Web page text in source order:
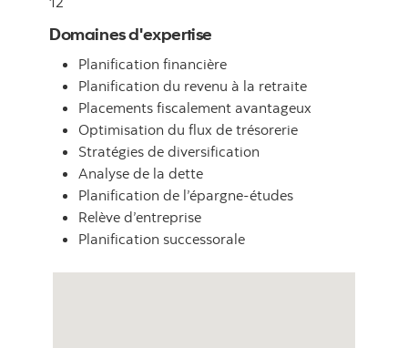
Domaines d'expertise
Planification financière
Planification du revenu à la retraite
Placements fiscalement avantageux
Optimisation du flux de trésorerie
Stratégies de diversification
Analyse de la dette
Planification de l’épargne-études
Relève d’entreprise
Planification successorale